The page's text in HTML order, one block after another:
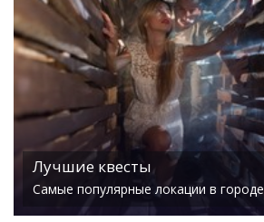
Лучшие квесты
Самые популярные локации в городе